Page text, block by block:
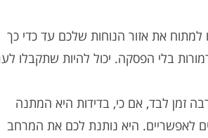
למתוח את אזור הנוחות שלכם עד כדי כך
בלי הפסקה. יכול להיות שתקבלו
זמן לבד, אם כי, בדידות היא המתנה
לאפשריים. היא נותנת לכם את המרחב